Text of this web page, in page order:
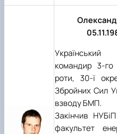
Український
командир 3-го
роти, 30-ї
Збройних Сил
взводу БМП.
Закінчив
факультет